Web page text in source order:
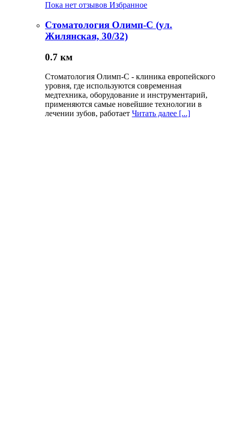
Пока нет отзывов Избранное
Стоматология Олимп-С (ул.
Жилянская, 30/32)
0.7 км
Стоматология Олимп-С - клиника европейского
уровня, где используются современная
медтехника, оборудование и инструментарий,
применяются самые новейшие технологии в
лечении зубов, работает Читать далее [...]